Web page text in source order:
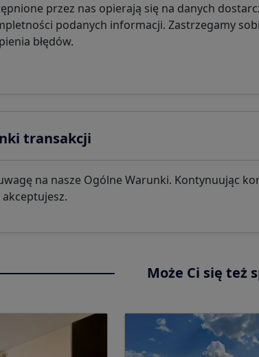
przez nas opierają się na danych
podanych informacji. Zastrzegamy
błędów.
transakcji
na nasze Ogólne Warunki. Kontynuując
Może Ci się też